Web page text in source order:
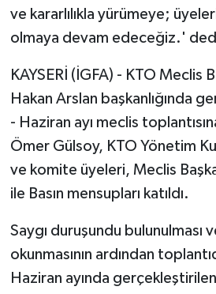
ve kararlılıkla yürümeye;
olmaya devam edeceğiz.'
KAYSERİ (İGFA) - KTO Meclis
Hakan Arslan başkanlığında
- Haziran ayı meclis
Ömer Gülsoy, KTO Yönetim
ve komite üyeleri, Meclis
ile Basın mensupları katıldı.
Saygı duruşundu bulunulması
okunmasının ardından
Haziran ayında